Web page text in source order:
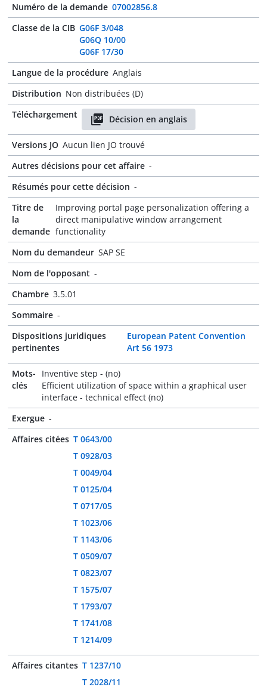
Numéro de la demande 07002856.8
Classe de la CIB G06F 3/048
G06Q 10/00
G06F 17/30
Langue de la procédure Anglais
Distribution Non distribuées (D)
Téléchargement
Décision en anglais
Versions JO Aucun lien JO trouvé
Autres décisions pour cet affaire -
Résumés pour cette décision -
Titre de
la
demande
Improving portal page personalization offering a
direct manipulative window arrangement
functionality
Nom du demandeur SAP SE
Nom de l'opposant -
Chambre 3.5.01
Sommaire -
Dispositions juridiques
pertinentes
European Patent Convention
Art 56 1973
Mots-
clés
Inventive step - (no)
Efficient utilization of space within a graphical user
interface - technical effect (no)
Exergue -
Affaires citées T 0643/00
T 0928/03
T 0049/04
T 0125/04
T 0717/05
T 1023/06
T 1143/06
T 0509/07
T 0823/07
T 1575/07
T 1793/07
T 1741/08
T 1214/09
Affaires citantes T 1237/10
T 2028/11